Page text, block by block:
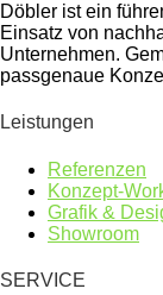
Döbler ist ein
Einsatz von
Unternehmen.
passgenaue
Leistungen
Referenzen
Konzept-
Grafik &
Showroom
SERVICE